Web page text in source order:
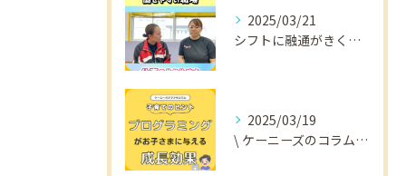
2025/03/21
シフトに融通がきくから
2025/03/19
\ ケーニーズのコラム📚/